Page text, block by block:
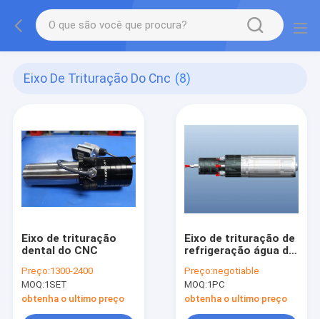
Eixo De Trituração Do Cnc (8)
Eixo de trituração
dental do CNC
Preço:1300-2400
MOQ:1SET
obtenha o ultimo preço
Eixo de trituração de
refrigeração água do
Preço:negotiable
MOQ:1PC
obtenha o ultimo preço